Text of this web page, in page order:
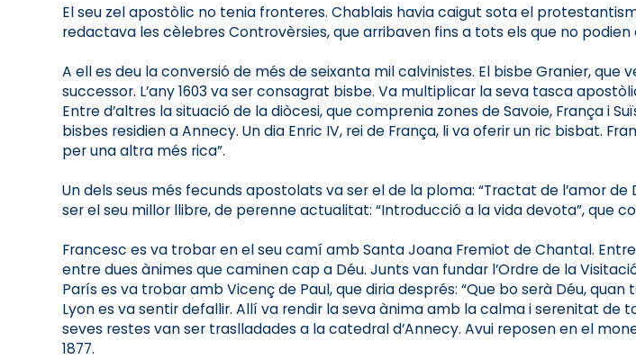
El seu zel apostòlic no tenia fronteres. Chablais havia caigut sota el
redactava les cèlebres Controvèrsies, que arribaven fins a tots els que no
A ell es deu la conversió de més de seixanta mil calvinistes. El bisbe Granier,
successor. L’any 1603 va ser consagrat bisbe. Va multiplicar la seva tasca
Entre d’altres la situació de la diòcesi, que comprenia zones de Savoie, França i
bisbes residien a Annecy. Un dia Enric IV, rei de França, li va oferir un ric bisbat.
per una altra més rica”.
Un dels seus més fecunds apostolats va ser el de la ploma: “Tractat de l’amor de
ser el seu millor llibre, de perenne actualitat: “Introducció a la vida devota”, que
Francesc es va trobar en el seu camí amb Santa Joana Fremiot de Chantal.
entre dues ànimes que caminen cap a Déu. Junts van fundar l’Ordre de la
París es va trobar amb Vicenç de Paul, que diria després: “Que bo serà Déu,
Lyon es va sentir defallir. Allí va rendir la seva ànima amb la calma i serenitat de
seves restes van ser traslladades a la catedral d’Annecy. Avui reposen en el
1877.